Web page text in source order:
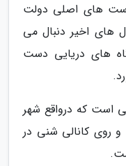
های اصلی دولت
های اخیر دنبال می
های دریایی دست
است که درواقع شهر
روی کانالی شنی در